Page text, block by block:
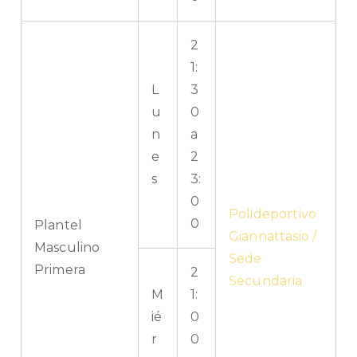
Plantel
Masculino
Primera
L
u
n
e
s
2
1:
3
0
a
2
3:
0
0
Polideportivo
Giannattasio /
Sede
Secundaria
M
ié
r
2
1:
0
0